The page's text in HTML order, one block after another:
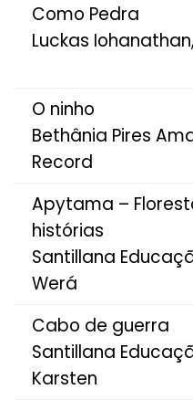
Como Pedra
Luckas
O ninho
Bethânia Pires
Record
Apytama –
histórias
Santillana
Werá
Cabo de guerra
Santillana
Karsten